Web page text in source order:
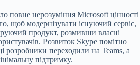
повне нерозуміння Microsoft цінності
щоб модернізувати існуючий сервіс,
продукт, розмивши власні
Розвиток Skype помітно
розробники переходили на Teams, а
підтримку.